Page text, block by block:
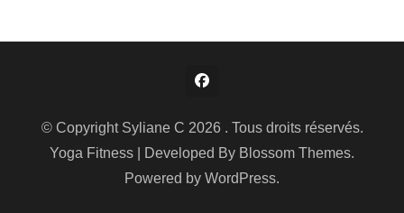
© Copyright Syliane C 2026 . Tous droits réservés.
Yoga Fitness | Developed By Blossom Themes.
Powered by WordPress.